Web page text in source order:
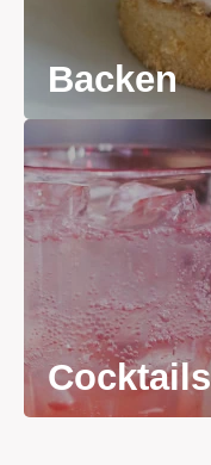
Backen
Cocktails